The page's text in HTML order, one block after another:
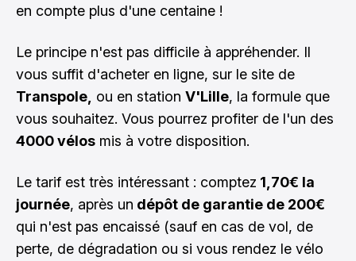
en compte plus d'une centaine !
Le principe n'est pas difficile à appréhender. Il
vous suffit d'acheter en ligne, sur le site de
Transpole, ou en station V'Lille, la formule que
vous souhaitez. Vous pourrez profiter de l'un des
4000 vélos mis à votre disposition.
Le tarif est très intéressant : comptez 1,70€ la
journée, après un dépôt de garantie de 200€
qui n'est pas encaissé (sauf en cas de vol, de
perte, de dégradation ou si vous rendez le vélo